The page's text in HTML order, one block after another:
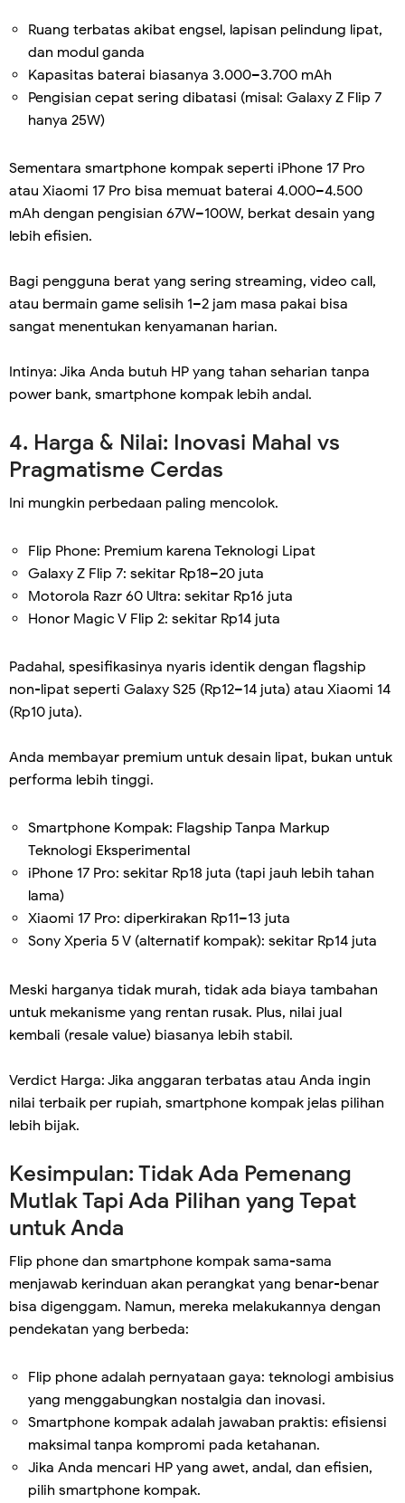
Ruang terbatas akibat engsel, lapisan pelindung lipat,
dan modul ganda
Kapasitas baterai biasanya 3.000–3.700 mAh
Pengisian cepat sering dibatasi (misal: Galaxy Z Flip 7
hanya 25W)
Sementara smartphone kompak seperti iPhone 17 Pro
atau Xiaomi 17 Pro bisa memuat baterai 4.000–4.500
mAh dengan pengisian 67W–100W, berkat desain yang
lebih efisien.
Bagi pengguna berat yang sering streaming, video call,
atau bermain game selisih 1–2 jam masa pakai bisa
sangat menentukan kenyamanan harian.
Intinya: Jika Anda butuh HP yang tahan seharian tanpa
power bank, smartphone kompak lebih andal.
4. Harga & Nilai: Inovasi Mahal vs
Pragmatisme Cerdas
Ini mungkin perbedaan paling mencolok.
Flip Phone: Premium karena Teknologi Lipat
Galaxy Z Flip 7: sekitar Rp18–20 juta
Motorola Razr 60 Ultra: sekitar Rp16 juta
Honor Magic V Flip 2: sekitar Rp14 juta
Padahal, spesifikasinya nyaris identik dengan flagship
non-lipat seperti Galaxy S25 (Rp12–14 juta) atau Xiaomi 14
(Rp10 juta).
Anda membayar premium untuk desain lipat, bukan untuk
performa lebih tinggi.
Smartphone Kompak: Flagship Tanpa Markup
Teknologi Eksperimental
iPhone 17 Pro: sekitar Rp18 juta (tapi jauh lebih tahan
lama)
Xiaomi 17 Pro: diperkirakan Rp11–13 juta
Sony Xperia 5 V (alternatif kompak): sekitar Rp14 juta
Meski harganya tidak murah, tidak ada biaya tambahan
untuk mekanisme yang rentan rusak. Plus, nilai jual
kembali (resale value) biasanya lebih stabil.
Verdict Harga: Jika anggaran terbatas atau Anda ingin
nilai terbaik per rupiah, smartphone kompak jelas pilihan
lebih bijak.
Kesimpulan: Tidak Ada Pemenang
Mutlak Tapi Ada Pilihan yang Tepat
untuk Anda
Flip phone dan smartphone kompak sama-sama
menjawab kerinduan akan perangkat yang benar-benar
bisa digenggam. Namun, mereka melakukannya dengan
pendekatan yang berbeda:
Flip phone adalah pernyataan gaya: teknologi ambisius
yang menggabungkan nostalgia dan inovasi.
Smartphone kompak adalah jawaban praktis: efisiensi
maksimal tanpa kompromi pada ketahanan.
Jika Anda mencari HP yang awet, andal, dan efisien,
pilih smartphone kompak.